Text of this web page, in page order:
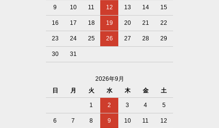
9 10 11 12 13 14 15
16 17 18 19 20 21 22
23 24 25 26 27 28 29
30 31
2026年9月
日
月 火 水 木 金 土
1 2 3 4 5
6 7 8 9 10 11 12